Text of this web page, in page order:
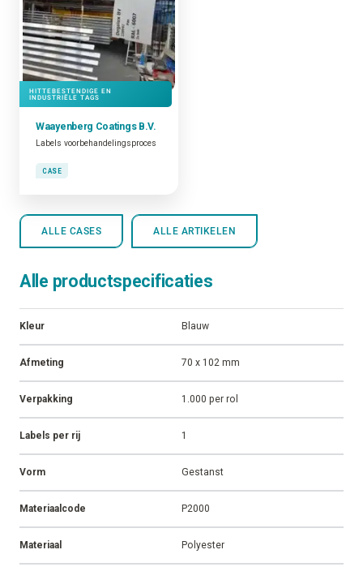
HITTEBESTENDIGE EN
INDUSTRIËLE TAGS
Waayenberg Coatings B.V.
Labels voorbehandelingsproces
CASE
ALLE CASES ALLE ARTIKELEN
Alle productspecificaties
Kleur Blauw
Afmeting 70 x 102 mm
Verpakking 1.000 per rol
Labels per rij 1
Vorm Gestanst
Materiaalcode P2000
Materiaal Polyester